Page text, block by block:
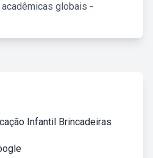
globais -
Infantil Brincadeiras